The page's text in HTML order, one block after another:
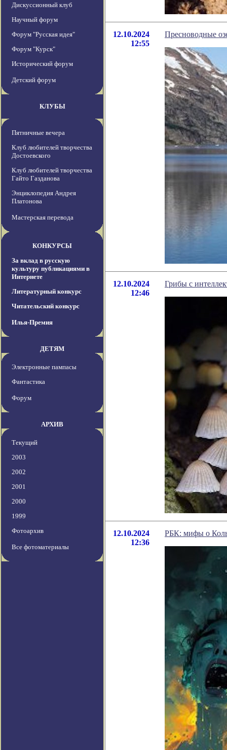
Дискуссионный клуб
Научный форум
Форум "Русская идея"
Форум "Курск"
Исторический форум
Детский форум
КЛУБЫ
Пятничные вечера
Клуб любителей творчества
Достоевского
Клуб любителей творчества
Гайто Газданова
Энциклопедия Андрея
Платонова
Мастерская перевода
КОНКУРСЫ
За вклад в русскую
культуру публикациями в
Интернете
Литературный конкурс
Читательский конкурс
Илья-Премия
ДЕТЯМ
Электронные пампасы
Фантастика
Форум
АРХИВ
Текущий
2003
2002
2001
2000
1999
Фотоархив
Все фотоматериалы
12.10.2024
12:55
Пресноводные
12.10.2024
12:46
Грибы с
12.10.2024
12:36
РБК: мифы о